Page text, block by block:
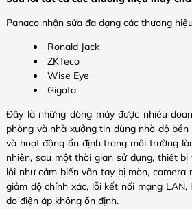
Panaco nhận sửa đa dạng các thương
Ronald Jack
ZKTeco
Wise Eye
Gigata
Đây là những dòng máy được nhiều
phòng và nhà xưởng tin dùng nhờ độ
và hoạt động ổn định trong môi trường
nhiên, sau một thời gian sử dụng, thiết
lỗi như cảm biến vân tay bị mòn, camera
giảm độ chính xác, lỗi kết nối mạng LAN,
do điện áp không ổn định.